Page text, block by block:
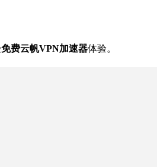
免费云帆VPN加速器体验。